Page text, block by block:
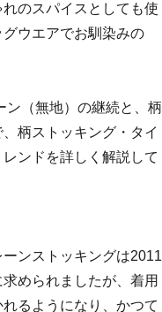
のスパイスとしても使
ウエアでお馴染みの
ン（無地）の継続と、柄
柄ストッキング・タイ
ンドを詳しく解説して
ンストッキングは2011
められましたが、着用
るようになり、かつて